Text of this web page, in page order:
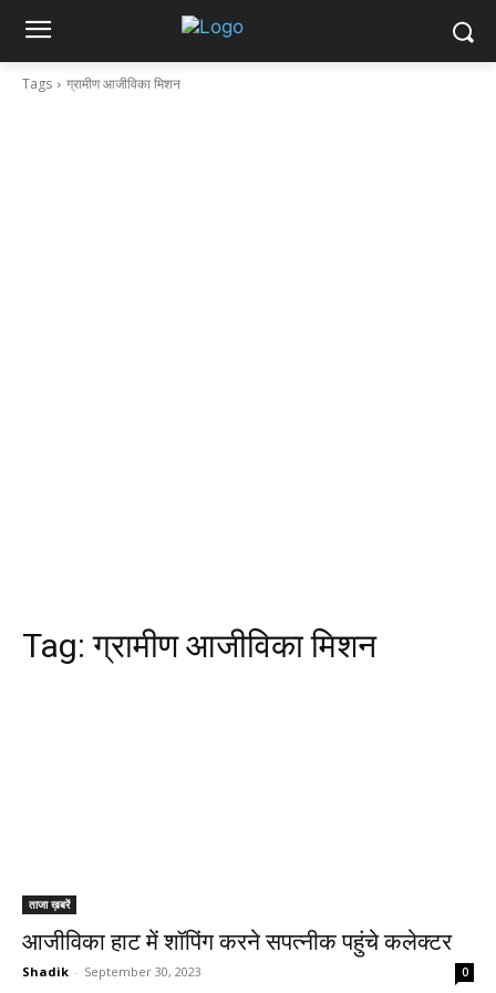
Tags ग्रामीण आजीविका मिशन
Tag:ग्रामीण आजीविका मिशन
ताजा ख़बरें
आजीविका हाट में शॉपिंग करने सपत्नीक पहुंचे कलेक्टर
Shadik - September 30, 2023 0